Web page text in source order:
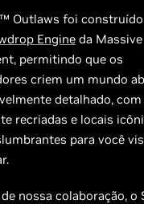
Outlaws foi
Engine da Massive
permitindo que os
criem um mundo
detalhado, com
recriadas e locais
para você
nossa colaboração, o